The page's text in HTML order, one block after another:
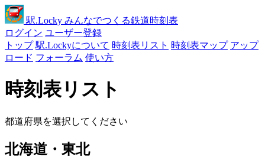
駅.Locky みんなでつくる鉄道時刻表
ログイン ユーザー登録
トップ 駅.Lockyについて 時刻表リスト 時刻表マップ アップ
ロード フォーラム 使い方
時刻表リスト
都道府県を選択してください
北海道・東北